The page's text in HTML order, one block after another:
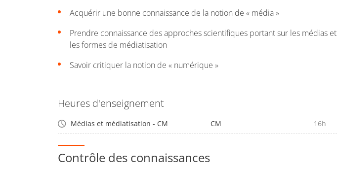
Acquérir une bonne connaissance de la notion de « média »
Prendre connaissance des approches scientifiques portant sur les médias et
les formes de médiatisation
Savoir critiquer la notion de « numérique »
Heures d'enseignement
Médias et médiatisation - CM CM 16h
Contrôle des connaissances